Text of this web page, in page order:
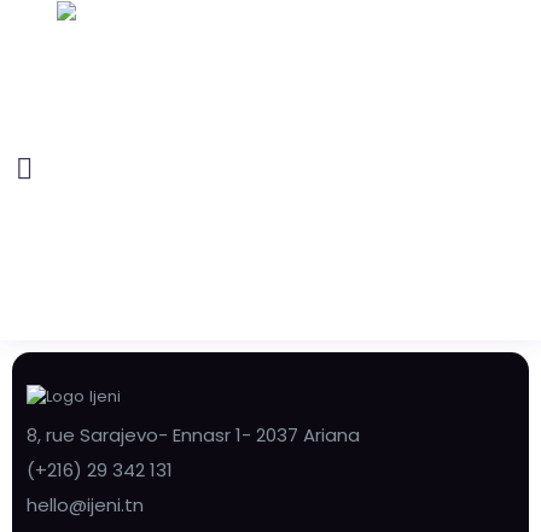
8, rue Sarajevo- Ennasr 1- 2037 Ariana
(+216) 29 342 131
hello@ijeni.tn